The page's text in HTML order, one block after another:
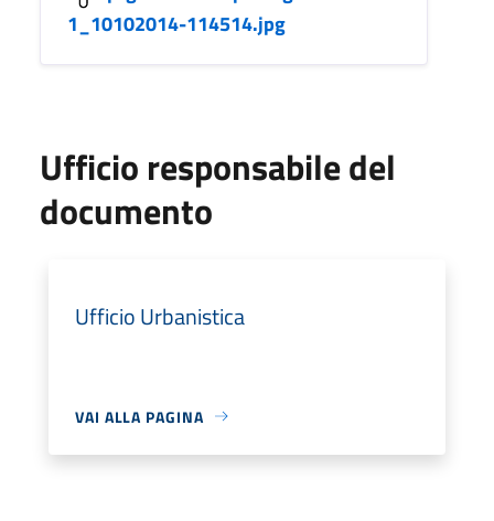
1_10102014-114514.jpg
Ufficio responsabile del
documento
Ufficio Urbanistica
VAI ALLA PAGINA